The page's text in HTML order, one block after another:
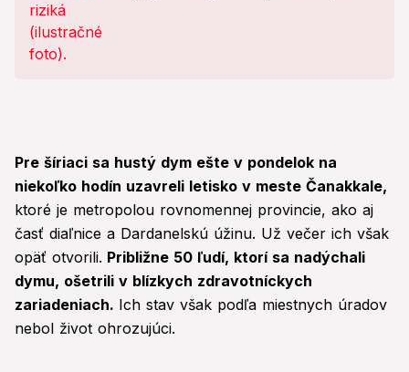
Pre šíriaci sa hustý dym ešte v pondelok na
niekoľko hodín uzavreli letisko v meste Čanakkale,
ktoré je metropolou rovnomennej provincie, ako aj
časť diaľnice a Dardanelskú úžinu. Už večer ich však
opäť otvorili. Približne 50 ľudí, ktorí sa nadýchali
dymu, ošetrili v blízkych zdravotníckych
zariadeniach. Ich stav však podľa miestnych úradov
nebol život ohrozujúci.